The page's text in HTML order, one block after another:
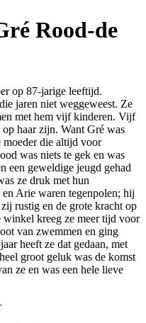
Rood-de
op 87-jarige leeftijd.
jaren niet weggeweest. Ze
met hem vijf kinderen. Vijf
haar zijn. Want Gré was
moeder die altijd voor
was niets te gek en was
een geweldige jeugd gehad
ze druk met hun
Arie waren tegenpolen; hij
rustig en de grote kracht op
winkel kreeg ze meer tijd voor
van zwemmen en ging
heeft ze dat gedaan, met
groot geluk was de komst
ze en was een hele lieve